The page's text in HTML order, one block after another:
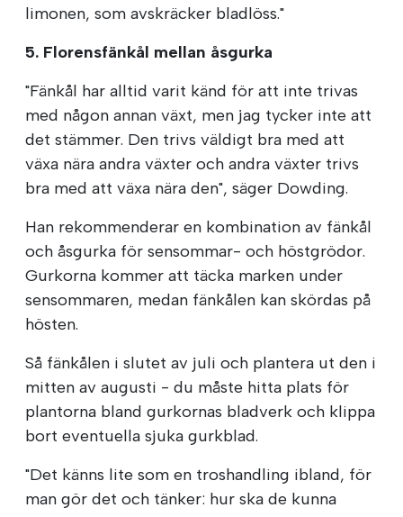
limonen, som avskräcker bladlöss."
5. Florensfänkål mellan åsgurka
"Fänkål har alltid varit känd för att inte trivas
med någon annan växt, men jag tycker inte att
det stämmer. Den trivs väldigt bra med att
växa nära andra växter och andra växter trivs
bra med att växa nära den", säger Dowding.
Han rekommenderar en kombination av fänkål
och åsgurka för sensommar- och höstgrödor.
Gurkorna kommer att täcka marken under
sensommaren, medan fänkålen kan skördas på
hösten.
Så fänkålen i slutet av juli och plantera ut den i
mitten av augusti - du måste hitta plats för
plantorna bland gurkornas bladverk och klippa
bort eventuella sjuka gurkblad.
"Det känns lite som en troshandling ibland, för
man gör det och tänker: hur ska de kunna